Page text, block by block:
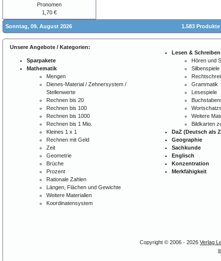
Pronomen
1,70 €
Sonntag, 09. August 2026 1.583
Unsere Angebote / Kategorien:
Sparpakete
Mathematik
Mengen
Dienes-Material / Zehnersystem /
Stellenwerte
Rechnen bis 20
Rechnen bis 100
Rechnen bis 1000
Rechnen bis 1 Mio.
Kleines 1 x 1
Rechnen mit Geld
Zeit
Geometrie
Brüche
Prozent
Rationale Zahlen
Längen, Flächen und Gewichte
Weitere Materialien
Koordinatensystem
Lesen & Schreiben
Hören und
Silbenspiele
Grammatik
Lesespiele
Weitere
Bildkarten
DaZ (Deutsch als
Geographie
Sachkunde
Englisch
Konzentration
Merkfähigkeit
Copyright © 2006 - 2026 Verlag